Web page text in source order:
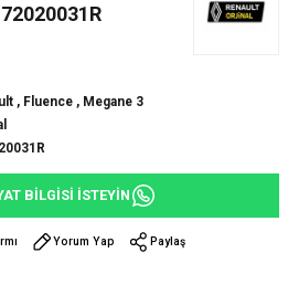
, Fluence , Megane 3
BİLGİSİ İSTEYİN
Yorum Yap Paylaş